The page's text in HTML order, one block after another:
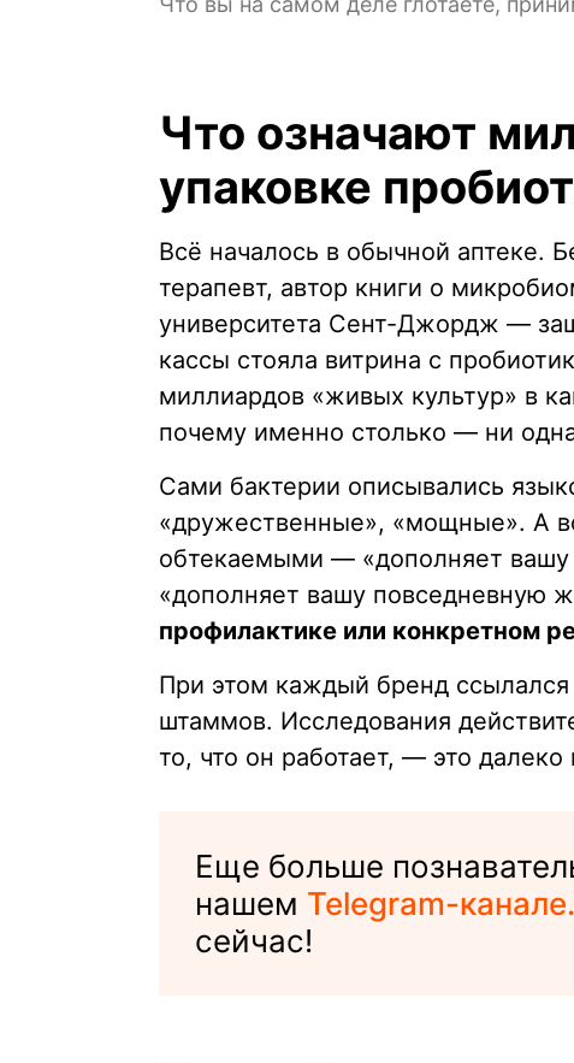
Что означают
упаковке
Всё началось в обычной аптеке.
терапевт, автор книги о
университета Сент-Джордж —
кассы стояла витрина с
миллиардов «живых культур» в
почему именно столько — ни
Сами бактерии описывались
«дружественные», «мощные». А
обтекаемыми — «дополняет
«дополняет вашу повседневную
профилактике или конкретном
При этом каждый бренд ссылался
штаммов. Исследования
то, что он работает, — это
Еще больше
нашем Telegram-канале.
сейчас!